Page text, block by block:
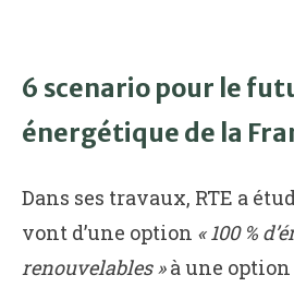
6 scenario pour le
énergétique de la
Dans ses travaux, RTE a
vont d’une option « 100 %
renouvelables »à une option